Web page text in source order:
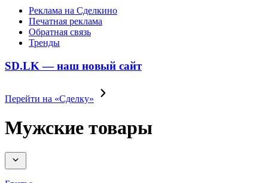
Реклама на Сделкино
Печатная реклама
Обратная связь
Тренды
SD.LK — наш новый сайт
Перейти на «Сделку»
Мужские товары